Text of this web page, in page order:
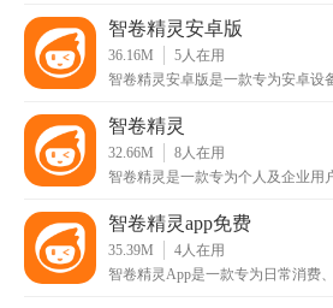
智卷精灵最新版技巧
1. 快速扫描：利用快捷键（如Ctrl+S
速整理新加入的文件。
2. 智能分类：利用AI算法，自动识别
可根据需要调整分类规则。
3. 批量操作：支持批量重命名、移动
智卷精灵安卓版
36.16M 5人在用
智卷精灵安卓版是一款专为安卓设
智卷精灵
32.66M 8人在用
智卷精灵是一款专为个人及企业用
智卷精灵app免费
35.39M 4人在用
智卷精灵App是一款专为日常消费